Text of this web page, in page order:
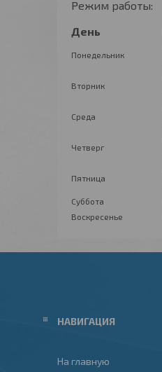
Режим работы:
День
Понедельник
Вторник
Среда
Четверг
Пятница
Суббота
Воскресенье
НАВИГАЦИЯ
На главную